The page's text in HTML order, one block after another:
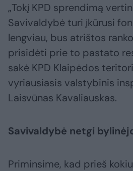
„Tokį KPD sprendimą
Savivaldybė turi įkūrusi
lengviau, bus atrištos
prisidėti prie to pastato
sakė KPD Klaipėdos
vyriausiasis valstybinis
Laisvūnas Kavaliauskas.
Savivaldybė netgi
Priminsime, kad prieš